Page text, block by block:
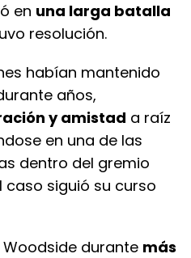
en una larga batalla
resolución.
habían mantenido
años,
y amistad a raíz
en una de las
dentro del gremio
caso siguió su curso
durante más